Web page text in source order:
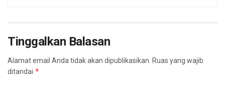
Tinggalkan Balasan
Alamat email Anda tidak akan dipublikasikan. Ruas yang wajib
ditandai *